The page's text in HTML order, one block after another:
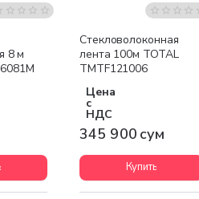
8 м
Стекловолоконная
лента 100м TOTAL
TMTF121006
Цена
с
НДС
345 900 сум
Купить